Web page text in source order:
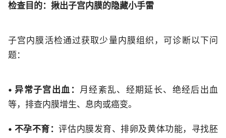
检查目的：揪出子宫内膜的隐藏小手雷
子宫内膜活检通过获取少量内膜组织，可诊断以下问
题：
• 异常子宫出血： 月经紊乱、经期延长、绝经后出血
等，排查内膜增生、息肉或癌变。
• 不孕不育：评估内膜发育、排卵及黄体功能，寻找胚